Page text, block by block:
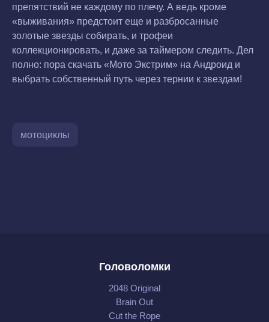
препятствий не каждому по плечу. А ведь кроме
«выживания» предстоит еще и разбросанные
золотые звезды собирать, и трофеи
коллекционировать, и даже за таймером следить. Дел
полно: пора скачать «Мото Экстрим» на Андроид и
выбрать собственный путь через тернии к звездам!
мотоциклы
Головоломки
2048 Original
Brain Out
Cut the Rope